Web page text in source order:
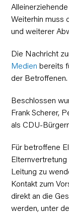
Weiterhin muss
und weiterer
Die Nachricht
Medien bereits
der Betroffenen.
Beschlossen
Frank Scherer,
als CDU-
Für betroffene
Leitung zu
Kontakt zum
direkt an die
werden, unter